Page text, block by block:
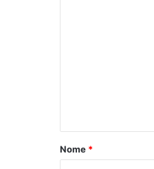
rNome *